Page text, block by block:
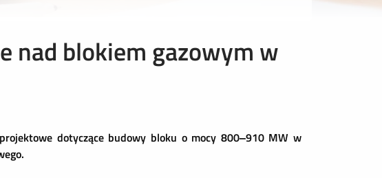
nad blokiem gazowym w
dotyczące budowy bloku o mocy 800–910 MW w